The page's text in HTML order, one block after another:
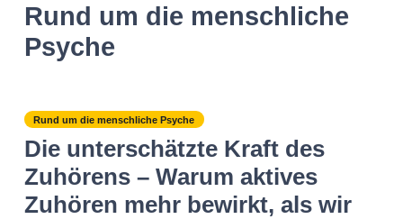
Rund um die menschliche
Psyche
Rund um die menschliche Psyche
Die unterschätzte Kraft des
Zuhörens – Warum aktives
Zuhören mehr bewirkt, als wir